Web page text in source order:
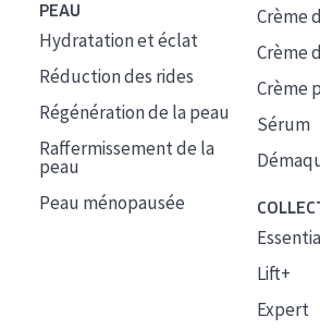
PEAU
Hydratation et éclat
Réduction des rides
Régénération de la peau
Raffermissement de la
peau
Peau ménopausée
Crème
Crème
Crème
Sérum
Lift+
Expert